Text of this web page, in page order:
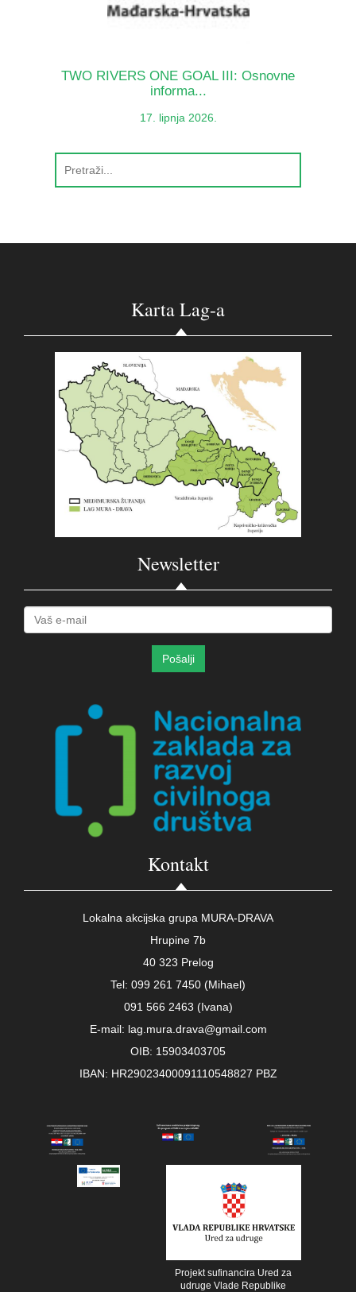
TWO RIVERS ONE GOAL III: Osnovne
informa...
17. lipnja 2026.
Karta Lag-a
Newsletter
Kontakt
Lokalna akcijska grupa MURA-DRAVA
Hrupine 7b
40 323 Prelog
Tel: 099 261 7450 (Mihael)
091 566 2463 (Ivana)
E-mail: lag.mura.drava@gmail.com
OIB: 15903403705
IBAN: HR29023400091110548827 PBZ
Projekt sufinancira Ured za
udruge Vlade Republike